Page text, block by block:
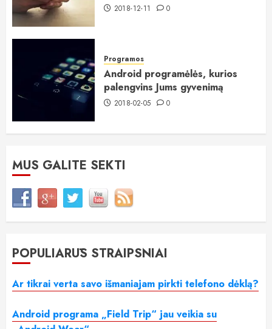
2018-12-11 0
Programos
Android programėlės, kurios
palengvins Jums gyvenimą
2018-02-05 0
MUS GALITE SEKTI
POPULIARŪS STRAIPSNIAI
Ar tikrai verta savo išmaniajam pirkti telefono dėklą?
Android programa „Field Trip“ jau veikia su